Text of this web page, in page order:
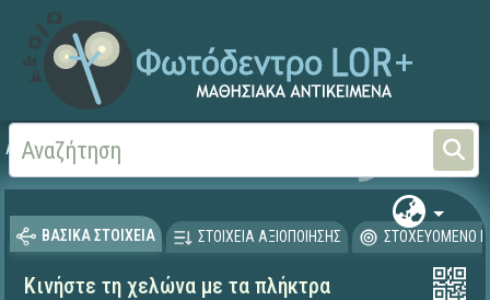
Αρχική ΕΡΓΑ ΙΤΥΕ 1996-2008
ΒΑΣΙΚΑ ΣΤΟΙΧΕΙΑ ΣΤΟΙΧΕΙΑ ΑΞΙΟΠΟΙΗΣΗΣ ΣΤΟΧΕΥΟΜΕΝΟ
Κινήστε τη χελώνα με τα πλήκτρα